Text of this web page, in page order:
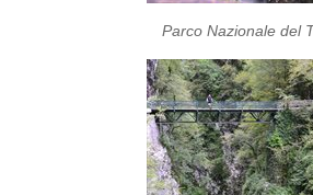
Parco Nazionale del